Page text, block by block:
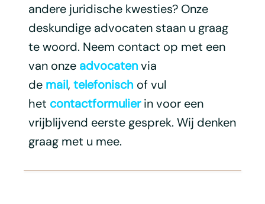
andere juridische kwesties? Onze
deskundige advocaten staan u graag
te woord. Neem contact op met een
van onze advocatenvia
de mail, telefonischof vul
het contactformulierin voor een
vrijblijvend eerste gesprek. Wij denken
graag met u mee.